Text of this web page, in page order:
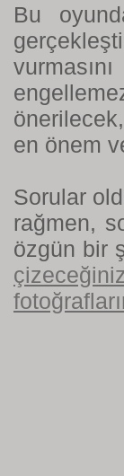
Bu
en önem
Sorular
rağmen,
özgün bir